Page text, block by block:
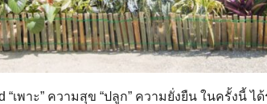
“เพาะ” ความสุข “ปลูก” ความยั่งยืน ในครั้งนี้